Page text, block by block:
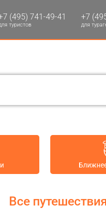
(495) 741-49-41
туристов
+7
для
Все